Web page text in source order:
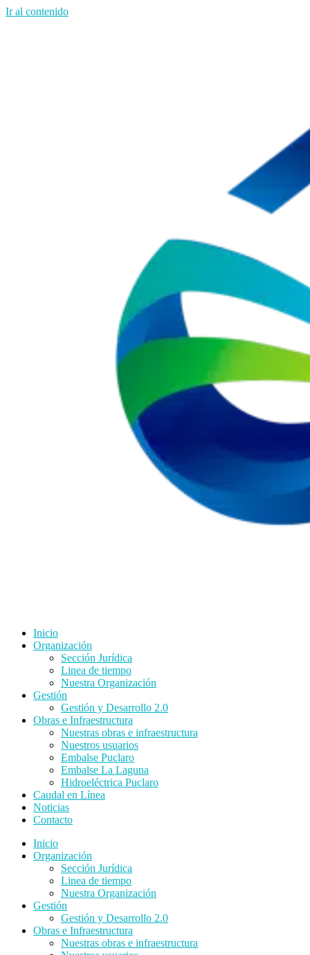
Ir al contenido
Inicio
Organización
Sección Jurídica
Linea de tiempo
Nuestra Organización
Gestión
Gestión y Desarrollo 2.0
Obras e Infraestructura
Nuestras obras e infraestructura
Nuestros usuarios
Embalse Puclaro
Embalse La Laguna
Hidroeléctrica Puclaro
Caudal en Línea
Noticias
Contacto
Inicio
Organización
Sección Jurídica
Linea de tiempo
Nuestra Organización
Gestión
Gestión y Desarrollo 2.0
Obras e Infraestructura
Nuestras obras e infraestructura